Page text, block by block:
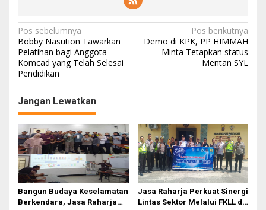
N
a
v
g
a
s
i
p
o
s
Pos sebelumnya
Bobby Nasution Tawarkan
Pelatihan bagi Anggota
Komcad yang Telah Selesai
Pendidikan
Pos berikutnya
Demo di KPK, PP HIMMAH
Minta Tetapkan status
Mentan SYL
Jangan Lewatkan
Bangun Budaya Keselamatan
Berkendara, Jasa Raharja
Jasa Raharja Perkuat Sinergi
Lintas Sektor Melalui FKLL di